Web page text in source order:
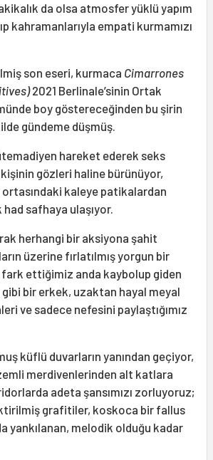
da olsa atmosfer yüklü yapım
kahramanlarıyla empati kurmamızı
son eseri, kurmaca Cimarrones
2021 Berlinale’sinin Ortak
boy göstereceğinden bu şirin
gündeme düşmüş.
hareket ederek seks
kişinin gözleri haline bürünüyor,
ortasındaki kaleye patikalardan
safhaya ulaşıyor.
herhangi bir aksiyona şahit
üzerine fırlatılmış yorgun bir
fark ettiğimiz anda kaybolup giden
bir erkek, uzaktan hayal meyal
ve sadece nefesini paylaştığımız
küflü duvarların yanından geçiyor,
merdivenlerinden alt katlara
adeta şansımızı zorluyoruz;
grafitiler, koskoca bir fallus
yankılanan, melodik olduğu kadar